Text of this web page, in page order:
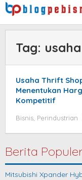
Skip
to
content
Tag:
Usaha Thrift
Menentukan
Kompetitif
Bisnis Perindustrian
Berita
Mitsubishi Xpander